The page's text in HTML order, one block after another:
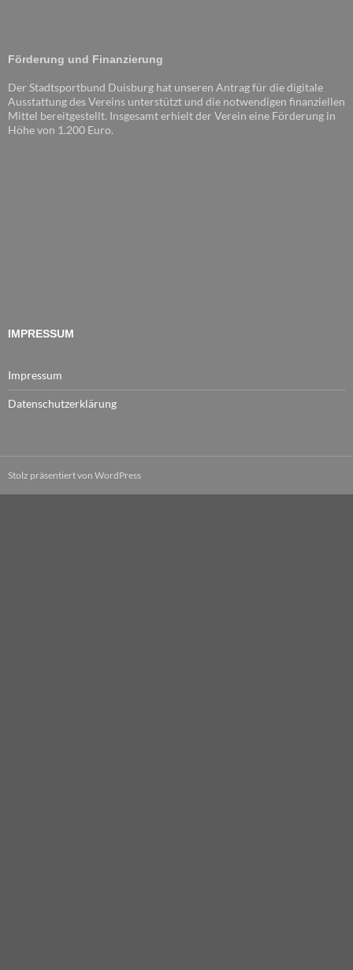
Förderung und Finanzierung
Der Stadtsportbund Duisburg hat unseren Antrag für die digitale
Ausstattung des Vereins unterstützt und die notwendigen finanziellen
Mittel bereitgestellt. Insgesamt erhielt der Verein eine Förderung in
Höhe von 1.200 Euro.
IMPRESSUM
Impressum
Datenschutzerklärung
Stolz präsentiert von WordPress